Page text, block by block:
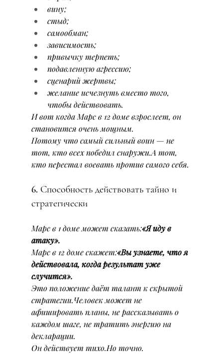
вину;
стыд;
самообман;
зависимость;
привычку терпеть;
подавленную агрессию;
сценарий жертвы;
желание исчезнуть вместо того,
чтобы действовать.
И вот когда Марс в 12 доме взрослеет, он
становится очень мощным.
Потому что самый сильный воин — не
тот, кто всех победил снаружи.А тот,
кто перестал воевать против самого себя.
6. Способность действовать тайно и
стратегически
Марс в 1 доме может сказать:«Я иду в
атаку».
Марс в 12 доме скажет:«Вы узнаете, что я
действовала, когда результат уже
случится».
Это положение даёт талант к скрытой
стратегии.Человек может не
афишировать планы, не рассказывать о
каждом шаге, не тратить энергию на
декларации.
Он действует тихо.Но точно.